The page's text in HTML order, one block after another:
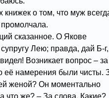
о том, что муж
сказанное. О Якове
Лею; правда, дай Б-г,
Возникает вопрос – за
её намерения были чисты.
женой? Он моментально
что же? – За слова. Какие?